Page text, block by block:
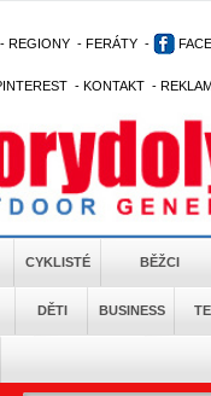
- REGIONY - FERÁTY -
- KONTAKT -
CYKLISTÉ BĚŽCI
DĚTI BUSINESS